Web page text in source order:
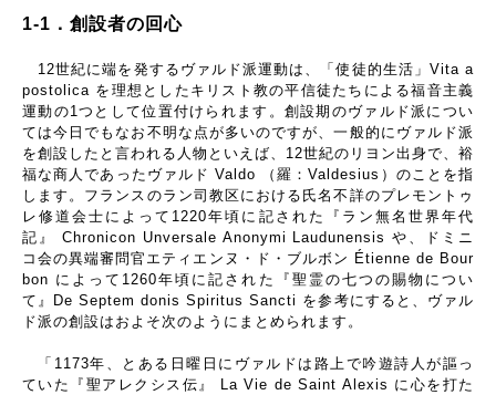
1-1．創設者の回心
12世紀に端を発するヴァルド派運動は、「使徒的生活」Vita a
postolica を理想としたキリスト教の平信徒たちによる福音主義
運動の1つとして位置付けられます。創設期のヴァルド派につい
ては今日でもなお不明な点が多いのですが、一般的にヴァルド派
を創設したと言われる人物といえば、12世紀のリヨン出身で、裕
福な商人であったヴァルド Valdo （羅：Valdesius）のことを指
します。フランスのラン司教区における氏名不詳のプレモントゥ
レ修道会士によって1220年頃に記された『ラン無名世界年代
記』 Chronicon Unversale Anonymi Laudunensis や、ドミニ
コ会の異端審問官エティエンヌ・ド・ブルボン Étienne de Bour
bon によって1260年頃に記された『聖霊の七つの賜物につい
て』De Septem donis Spiritus Sancti を参考にすると、ヴァル
ド派の創設はおよそ次のようにまとめられます。
「1173年、とある日曜日にヴァルドは路上で吟遊詩人が謳っ
ていた『聖アレクシス伝』 La Vie de Saint Alexis に心を打た